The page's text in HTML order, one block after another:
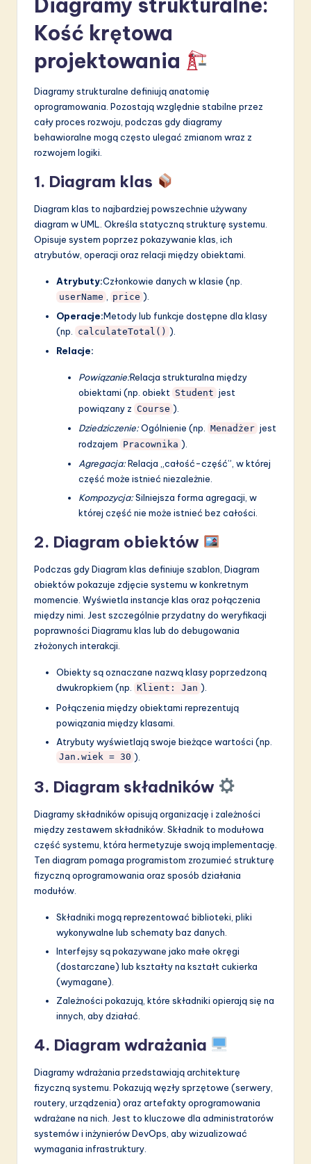
Kość krętowa
projektowania
Diagramy strukturalne definiują anatomię
oprogramowania. Pozostają względnie stabilne przez
cały proces rozwoju, podczas gdy diagramy
behawioralne mogą często ulegać zmianom wraz z
rozwojem logiki.
1. Diagram klas
Diagram klas to najbardziej powszechnie używany
diagram w UML. Określa statyczną strukturę systemu.
Opisuje system poprzez pokazywanie klas, ich
atrybutów, operacji oraz relacji między obiektami.
Atrybuty:Członkowie danych w klasie (np.
userName price ).
Operacje:Metody lub funkcje dostępne dla klasy
(np.
calculateTotal() ).
Relacje:
Powiązanie:Relacja strukturalna między
obiektami (np. obiekt Student jest
powiązany z Course ).
Dziedziczenie:Ogólnienie (np. Menadżer jest
rodzajem Pracownika ).
Agregacja:Relacja „całość-część”, w której
część może istnieć niezależnie.
Kompozycja:Silniejsza forma agregacji, w
której część nie może istnieć bez całości.
2. Diagram obiektów
Podczas gdy Diagram klas definiuje szablon, Diagram
obiektów pokazuje zdjęcie systemu w konkretnym
momencie. Wyświetla instancje klas oraz połączenia
między nimi. Jest szczególnie przydatny do weryfikacji
poprawności Diagramu klas lub do debugowania
złożonych interakcji.
Obiekty są oznaczane nazwą klasy poprzedzoną
dwukropkiem (np. Klient: Jan ).
Połączenia między obiektami reprezentują
powiązania między klasami.
Atrybuty wyświetlają swoje bieżące wartości (np.
Jan.wiek = 30 ).
3. Diagram składników
Diagramy składników opisują organizację i zależności
między zestawem składników. Składnik to modułowa
część systemu, która hermetyzuje swoją implementację.
Ten diagram pomaga programistom zrozumieć strukturę
fizyczną oprogramowania oraz sposób działania
modułów.
Składniki mogą reprezentować biblioteki, pliki
wykonywalne lub schematy baz danych.
Interfejsy są pokazywane jako małe okręgi
(dostarczane) lub kształty na kształt cukierka
(wymagane).
Zależności pokazują, które składniki opierają się na
innych, aby działać.
4. Diagram wdrażania
Diagramy wdrażania przedstawiają architekturę
fizyczną systemu. Pokazują węzły sprzętowe (serwery,
routery, urządzenia) oraz artefakty oprogramowania
wdrażane na nich. Jest to kluczowe dla administratorów
systemów i inżynierów DevOps, aby wizualizować
wymagania infrastruktury.